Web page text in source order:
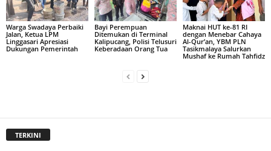
Warga Swadaya Perbaiki
Jalan, Ketua LPM
Linggasari Apresiasi
Dukungan Pemerintah
Bayi Perempuan
Ditemukan di Terminal
Kalipucang, Polisi Telusuri
Keberadaan Orang Tua
Maknai HUT ke-81 RI
dengan Menebar Cahaya
Al-Qur’an, YBM PLN
Tasikmalaya Salurkan
Mushaf ke Rumah Tahfidz
TERKINI